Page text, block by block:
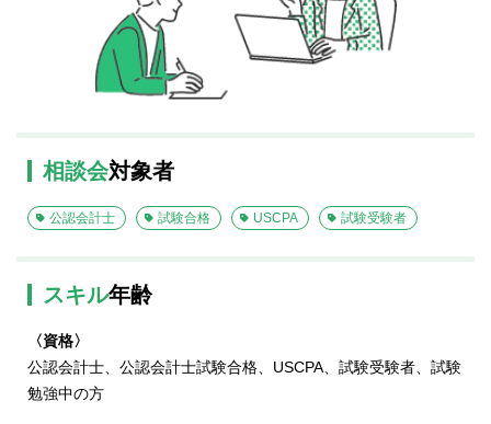
相談会対象者
公認会計士 試験合格 USCPA 試験受験者
スキル年齢
〈資格〉
公認会計士、公認会計士試験合格、USCPA、試験受験者、試験
勉強中の方